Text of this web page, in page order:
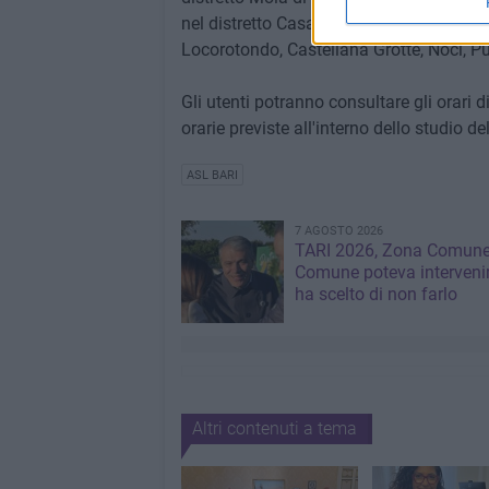
nel distretto Casamassima, Gioia del
Locorotondo, Castellana Grotte, Noci,
Gli utenti potranno consultare gli orari
orarie previste all'interno dello studio
ASL BARI
7 AGOSTO 2026
TARI 2026, Zona
Comune poteva
ha scelto di non farlo
Altri contenuti a tema